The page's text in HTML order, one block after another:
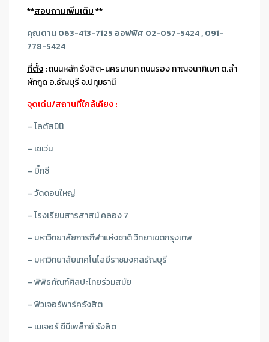
**สอบถามเพิ่มเติม**
คุณตาน 063-413-7125 ออฟฟิศ 02-057-5424 , 091-
778-5424
ที่ตั้ง:ถนนหลัก รังสิต-นครนายก ถนนรอง กาญจนาภิเษก ต.ลำ
ผักกูด อ.ธัญบุรี จ.ปทุมธานี
จุดเด่น/สถานที่ใกล้เคียง:
– โลตัสมินิ
– เซเว่น
– บิ๊กซี
– วัดดอนใหญ่
– โรงเรียนสารสาสน์ คลอง 7
– มหาวิทยาลัยการกีฬาแห่งชาติ วิทยาเขตกรุงเทพ
– มหาวิทยาลัยเทคโนโลยีราชมงคลธัญบุรี
– พิพิธภัณฑ์ศิลปะไทยร่วมสมัย
– ฟิวเจอร์พาร์ครังสิต
– เมเจอร์ ซีนีเพล็กซ์ รังสิต